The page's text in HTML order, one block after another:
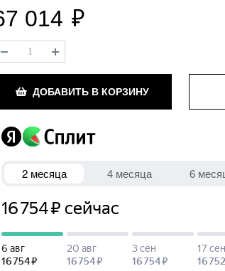
014 ₽
ДОБАВИТЬ В КОРЗИНУ